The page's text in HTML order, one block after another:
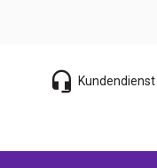
Kundendienst